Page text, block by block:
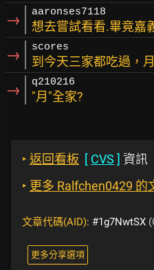
→ aaronses7118
想去嘗試看看.畢竟嘉
→ scores
到今天三家都吃過，
→ q210216
"月"全家?
‣ 返回看板 [ CVS ] 資訊
‣ 更多 Ralfchen0429 的
文章代碼(AID): #1g7NwtSX
更多分享選項